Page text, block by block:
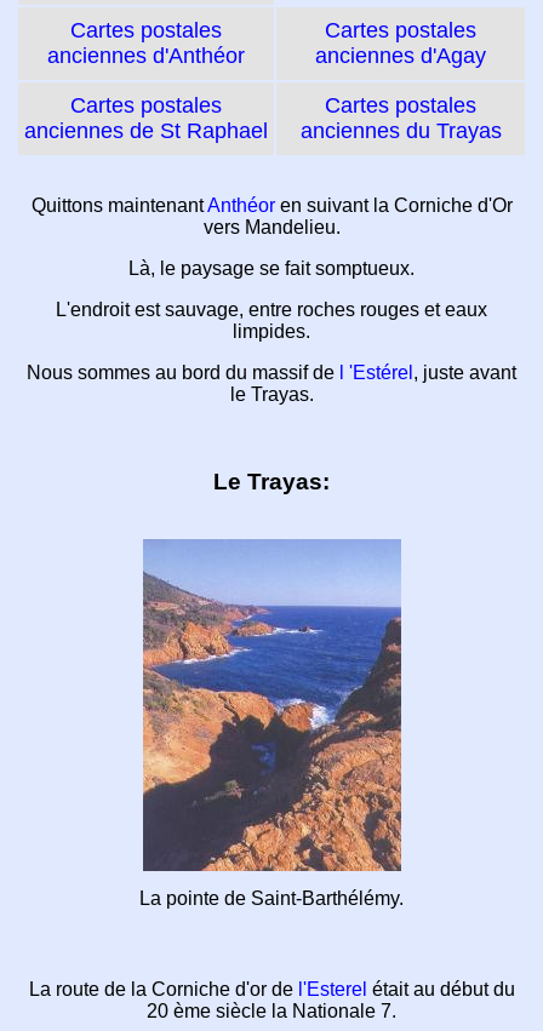
Cartes postales
anciennes d'Anthéor
Cartes postales
anciennes d'Agay
Cartes postales
anciennes de St Raphael
Cartes postales
anciennes du Trayas
Quittons maintenantAnthéoren suivant la Corniche d'Or
vers Mandelieu.
Là, le paysage se fait somptueux.
L'endroit est sauvage, entre roches rouges et eaux
limpides.
Nous sommes au bord du massif de
l 'Estérel , juste avant
le Trayas.
Le Trayas:
La pointe de Saint-Barthélémy.
La route de la Corniche d'or de l'Esterel était au début du
20 ème siècle la Nationale 7.